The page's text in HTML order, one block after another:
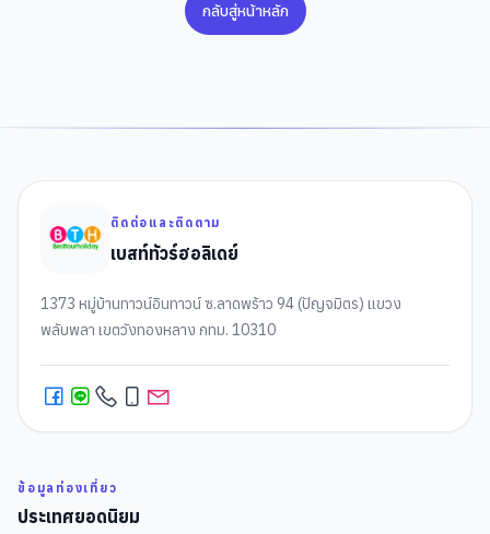
กลับสู่หน้าหลัก
ติดต่อและติดตาม
เบสท์ทัวร์ฮอลิเดย์
1373 หมู่บ้านทาวน์อินทาวน์ ซ.ลาดพร้าว 94 (ปัญจมิตร) แขวง
พลับพลา เขตวังทองหลาง กทม. 10310
ข้อมูลท่องเที่ยว
ประเทศยอดนิยม